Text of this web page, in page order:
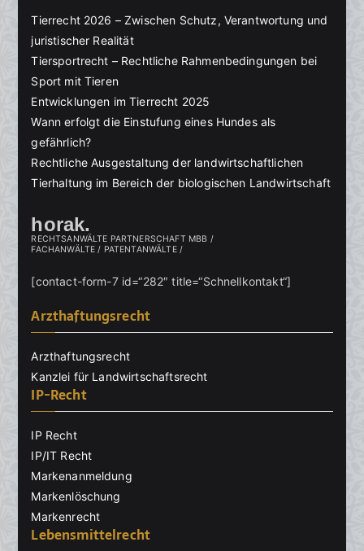
Tierrecht 2026 – Zwischen Schutz, Verantwortung und
juristischer Realität
Tiersportrecht – Rechtliche Rahmenbedingungen bei
Sport mit Tieren
Entwicklungen im Tierrecht 2025
Wann erfolgt die Einstufung eines Hundes als
gefährlich?
Rechtliche Ausgestaltung der landwirtschaftlichen
Tierhaltung im Bereich der biologischen Landwirtschaft
horak.
RECHTSANWÄLTE PARTNERSCHAFT MBB /
FACHANWÄLTE / PATENTANWÄLTE /
[contact-form-7 id=“282″ title=“Schnellkontakt“]
Arzthaftungsrecht
Arzthaftungsrecht
Kanzlei für Landwirtschaftsrecht
IP-Recht
IP Recht
IP/IT Recht
Markenanmeldung
Markenlöschung
Markenrecht
Lebensmittelrecht